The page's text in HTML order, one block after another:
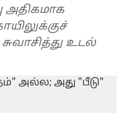
உடல்